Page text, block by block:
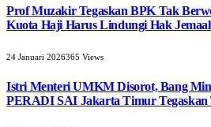
Prof Muzakir Tegaskan BPK Tak
Kuota Haji Harus Lindungi Hak
24 Januari 2026365 Views
Istri Menteri UMKM Disorot, Bang
PERADI SAI Jakarta Timur